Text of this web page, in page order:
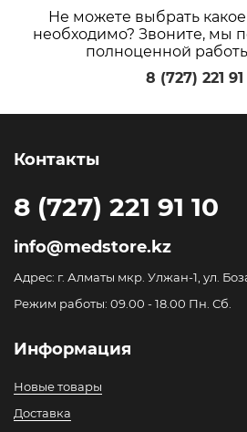
Не можете выбрать
необходимо? Звоните, мы
полноценной
8 (727) 221 91
Контакты
8 (727) 221 91 10
info@medstore.kz
Адрес: г. Алматы мкр. Улжан-1, ул.
Режим работы: 09.00 - 18.00 Пн. Сб.
Информация
Новые товары
Доставка